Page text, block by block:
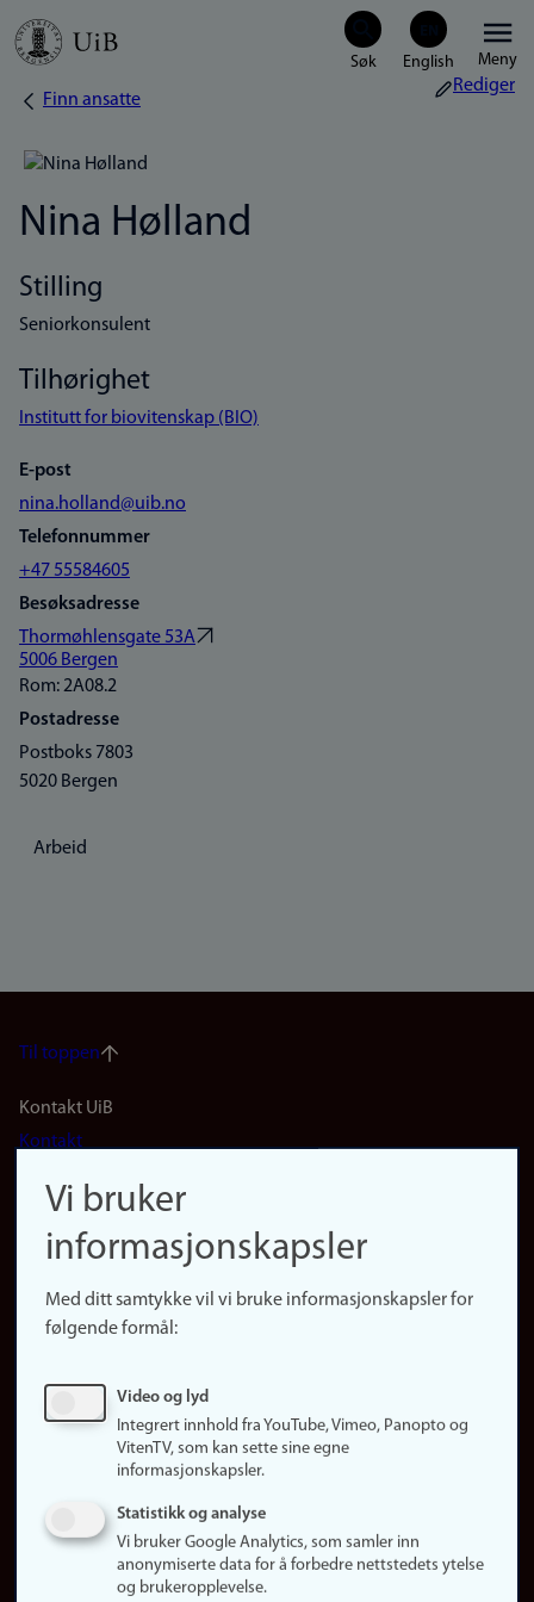
Hopp
Meny
Navigasjonssti
Finn ansatte
Rediger
Nina Hølland
Stilling
Seniorkonsulent
Tilhørighet
Institutt for biovitenskap (BIO)
E-post
nina.holland@uib.no
Telefonnummer
+47 55584605
Besøksadresse
Thormøhlensgate 53A
5006 Bergen
Rom: 2A08.2
Postadresse
Postboks 7803
5020 Bergen
Arbeid
Til toppen
Footer
(no)
Kontakt UiB
Kontakt
Finn forsker
Presse
Finn studier
Ledige stillinger
Om nettstedet
Informasjonskapsler
Vi bruker
informasjonskapsler
Med ditt samtykke vil vi bruke informasjonskapsler for
følgende formål:
Video og lyd
Integrert innhold fra YouTube, Vimeo, Panopto og
VitenTV, som kan sette sine egne
informasjonskapsler.
Statistikk og analyse
Vi bruker Google Analytics, som samler inn
anonymiserte data for å forbedre nettstedets ytelse
og brukeropplevelse.